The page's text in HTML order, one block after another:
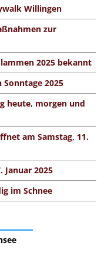
Willingen
zur
2025 bekannt
2025
heute, morgen und
am Samstag, 11.
Januar 2025
im Schnee